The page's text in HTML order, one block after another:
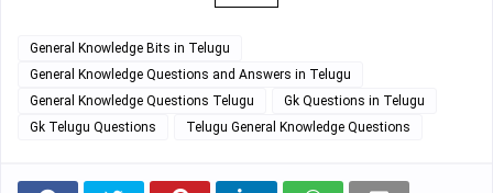
General Knowledge Bits in Telugu
General Knowledge Questions and Answers in Telugu
General Knowledge Questions Telugu
Gk Questions in Telugu
Gk Telugu Questions
Telugu General Knowledge Questions